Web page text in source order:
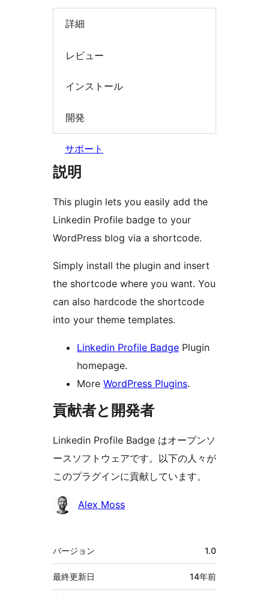
詳細
レビュー
インストール
開発
サポート
説明
This plugin lets you easily add the
Linkedin Profile badge to your
WordPress blog via a shortcode.
Simply install the plugin and insert
the shortcode where you want. You
can also hardcode the shortcode
into your theme templates.
Linkedin Profile Badge Plugin
homepage.
More WordPress Plugins.
貢献者と開発者
Linkedin Profile Badge はオープンソ
ースソフトウェアです。以下の人々が
このプラグインに貢献しています。
貢
Alex Moss
メ
タ
バージョン 1.0
最終更新日 14年前